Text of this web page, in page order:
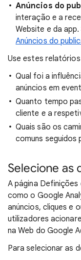
Anúncios do
interação e a
Website e da
Anúncios do
Use estes
Qual foi a
anúncios em
Quanto tempo
cliente e a
Quais são os
comuns seguidos
Selecione as
A página
como o Google
anúncios, cliques e
utilizadores
na Web do Google
Para selecionar as